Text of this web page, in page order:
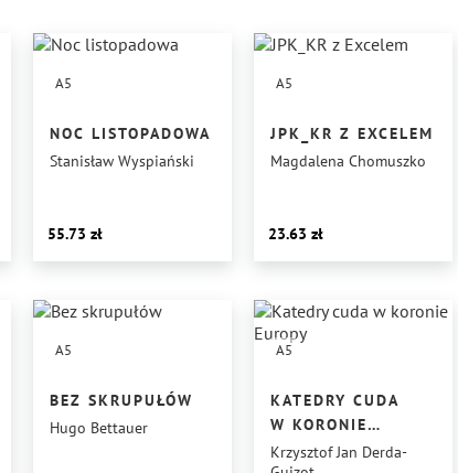
A5
NOC LISTOPADOWA
Stanisław Wyspiański
55.73
A5
JPK_KR Z EXCELEM
Magdalena Chomuszko
23.63
A5
BEZ SKRUPUŁÓW
Hugo Bettauer
A5
KATEDRY CUDA
W KORONIE
EUROPY
Krzysztof Jan Derda-